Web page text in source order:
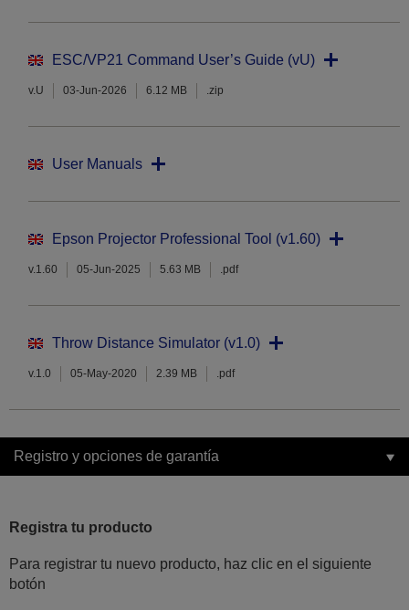
ESC/VP21 Command User’s Guide (vU)
v.U 03-Jun-2026 6.12 MB .zip
User Manuals
Epson Projector Professional Tool (v1.60)
v.1.60 05-Jun-2025 5.63 MB .pdf
Throw Distance Simulator (v1.0)
v.1.0 05-May-2020 2.39 MB .pdf
Registro y opciones de garantía
Registra tu producto
Para registrar tu nuevo producto, haz clic en el siguiente
botón